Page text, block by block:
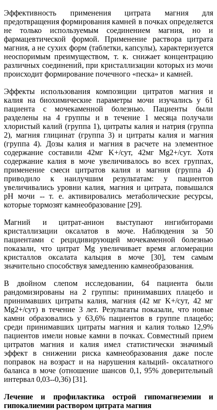
Эффективность применения цитрата магния для
предотвращения формирования камней в почках определяется
не только используемым соединением магния, но и
фармацевтической формой. Применение раствора цитрата
магния, а не сухих форм (таблетки, капсулы), характеризуется
неоспоримым преимуществом, т. к. снижает концентрацию
различных соединений, при кристаллизации которых из мочи
происходит формирование почечного «песка» и камней.
Эффекты использования композиции цитратов магния и
калия на биохимические параметры мочи изучались у 61
пациента с мочекаменной болезнью. Пациенты были
разделены на 4 группы и в течение 1 месяца получали
хлористый калий (группа 1), цитраты калия и натрия (группа
2), магния глицинат (группа 3) и цитраты калия и магния
(группа 4). Дозы калия и магния в расчете на элементное
содержание составили 42мг K+/сут, 42мг Mg2+/сут. Хотя
содержание калия в моче увеличивалось во всех группах,
применение смеси цитратов калия и магния (группа 4)
приводило к наилучшим результатам: у пациентов
увеличивались уровни калия, магния и цитрата, повышался
рН мочи -- т. е. активировались метаболические ресурсы,
которые тормозят камнеобразование [29].
Магний и цитрат-анион выступают ингибиторами
кристаллизации оксалатов в моче. Наблюдения за 50
пациентами с рецидивирующей мочекаменной болезнью
показали, что цитрат Mg увеличивает время агломерации
кристаллов оксалата кальция в моче [30], тем самым
значительно способствуя замедлению камнеобразования.
В двойном слепом исследовании, 64 пациента были
рандомизированы на 2 группы: принимавших плацебо и
принимавших цитраты калия, магния (42 мг K+/сут, 42 мг
Mg2+/сут) в течение 3 лет. Результаты показали, что новые
камни образовались у 63,6% пациентов в группе плацебо;
среди принимавших цитраты магния и калия только 12,9%
пациентов имели новые камни в почках. Совместный прием
цитратов магния и калия имел статистически значимый
эффект в снижении риска камнеобразования даже после
поправок на возраст и на нарушения кальций- оксалатного
баланса в моче (отношение шансов 0,1, 95% доверительный
интервал 0,03--0,36) [31].
Лечение и профилактика острой гипомагнеземии и
гипокалиемии раствором цитрата магния